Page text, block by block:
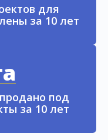
для
за 10 лет
под
за 10 лет